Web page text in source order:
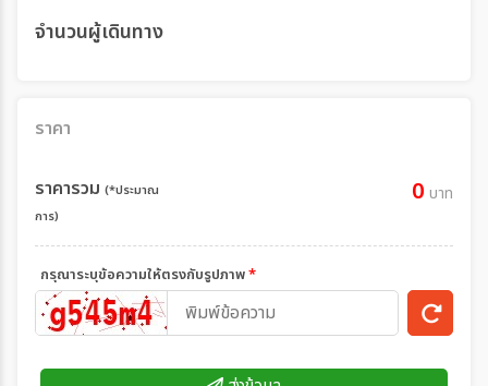
จำนวนผู้เดินทาง
ราคา
ราคารวม (*ประมาณ
การ)
0 บาท
กรุณาระบุข้อความให้ตรงกับรูปภาพ*